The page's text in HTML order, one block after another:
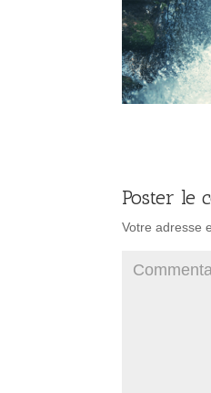
Poster le
Votre adresse